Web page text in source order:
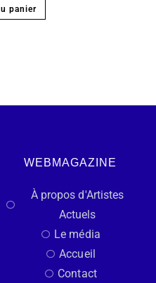
panier
WEBMAGAZINE
À propos d'Artistes
Actuels
Le média
Accueil
Contact